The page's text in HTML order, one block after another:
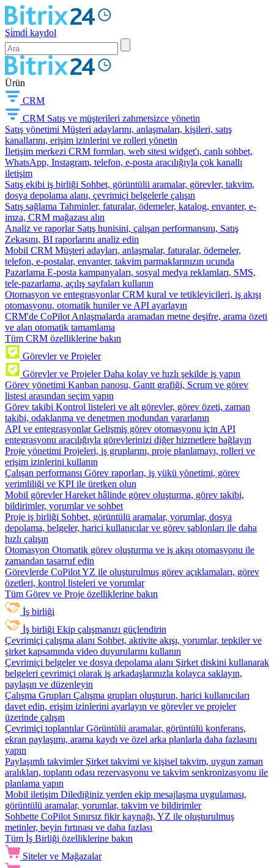
Şi̇mdi̇ kaydol
Ürün
CRM
CRM Satış ve müşterileri zahmetsizce yönetin
Satış yönetimi Müşteri adaylarını, anlaşmaları, kişileri, satış
kanallarını, erişim izinlerini ve rolleri yönetin
İletişim merkezi CRM formları, web sitesi widget'ı, canlı sohbet,
WhatsApp, Instagram, telefon, e-posta aracılığıyla çok kanallı
iletişim
Satış ekibi iş birliği Sohbet, görüntülü aramalar, görevler, takvim,
dosya depolama alanı, çevrimiçi belgelerle çalışın
Satış sağlama Tahminler, faturalar, ödemeler, katalog, envanter, e-
imza, CRM mağazası alın
Analiz ve raporlar Satış hunisini, çalışan performansını, Satış
Zekasını, BI raporlarını analiz edin
Mobil CRM Müşteri adayları, anlaşmalar, faturalar, ödemeler,
telefon, e-postalar, envanter, takvim parmaklarınızın ucunda
Pazarlama E-posta kampanyaları, sosyal medya reklamları, SMS,
tele-pazarlama, açılış sayfaları kullanın
Otomasyon ve entegrasyonlar CRM kural ve tetikleyicileri, iş akışı
otomasyonu, otomatik huniler ve API ayarlayın
CRM'de CoPilot Anlaşmalarda aramadan metne deşifre, arama özeti
ve alan otomatik tamamlama
Tüm CRM özelliklerine bakın
Görevler ve Projeler
Görevler ve Projeler Daha kolay ve hızlı şekilde iş yapın
Görev yönetimi Kanban panosu, Gantt grafiği, Scrum ve görev
listesi arasından seçim yapın
Görev takibi Kontrol listeleri ve alt görevler, görev özeti, zaman
takibi, odaklanma ve denetmen modundan yararlanın
API ve entegrasyonlar Gelişmiş görev otomasyonu için API
entegrasyonu aracılığıyla görevlerinizi diğer hizmetlere bağlayın
Proje yönetimi Projeleri, iş gruplarını, proje planlamayı, rolleri ve
erişim izinlerini kullanın
Çalışan performansı Görev raporları, iş yükü yönetimi, görev
verimliliği ve KPI ile üretken olun
Mobil görevler Hareket hâlinde görev oluşturma, görev takibi,
bildirimler, yorumlar ve sohbet
Proje iş birliği Sohbet, görüntülü aramalar, yorumlar, dosya
depolama, belgeler, harici kullanıcılar ve görev şablonları ile daha
hızlı çalışın
Otomasyon Otomatik görev oluşturma ve iş akışı otomasyonu ile
zamandan tasarruf edin
Görevlerde CoPilotYZ ile oluşturulmuş görev açıklamaları, görev
özetleri, kontrol listeleri ve yorumlar
Tüm Görev ve Proje özelliklerine bakın
İş birliği
İş birliği Ekip çalışmanızı güçlendirin
Çevrimiçi çalışma alanı Sohbet, aktivite akışı, yorumlar, tepkiler ve
şirket kapsamında video duyurularını kullanın
Çevrimiçi belgeler ve dosya depolama alanı Şirket diskini kullanarak
belgeleri çevrimiçi olarak iş arkadaşlarınızla kolayca saklayın,
paylaşın ve düzenleyin
Çalışma Grupları Çalışma grupları oluşturun, harici kullanıcıları
davet edin, erişim izinlerini ayarlayın ve görevler ve projeler
üzerinde çalışın
Çevrimiçi toplantılar Görüntülü aramalar, görüntülü konferans,
ekran paylaşımı, arama kaydı ve özel arka planlarla daha fazlasını
yapın
Paylaşımlı takvimler Şirket takvimi ve kişisel takvim, uygun zaman
aralıkları, toplantı odası rezervasyonu ve takvim senkronizasyonu ile
planlama yapın
Mobil iletişim Dilediğiniz yerden ekip mesajlaşma uygulaması,
görüntülü aramalar, yorumlar, takvim ve bildirimler
Sohbette CoPilot Sınırsız fikir kaynağı, YZ ile oluşturulmuş
metinler, beyin fırtınası ve daha fazlası
Tüm İş Birliği özelliklerine bakın
Siteler ve Mağazalar